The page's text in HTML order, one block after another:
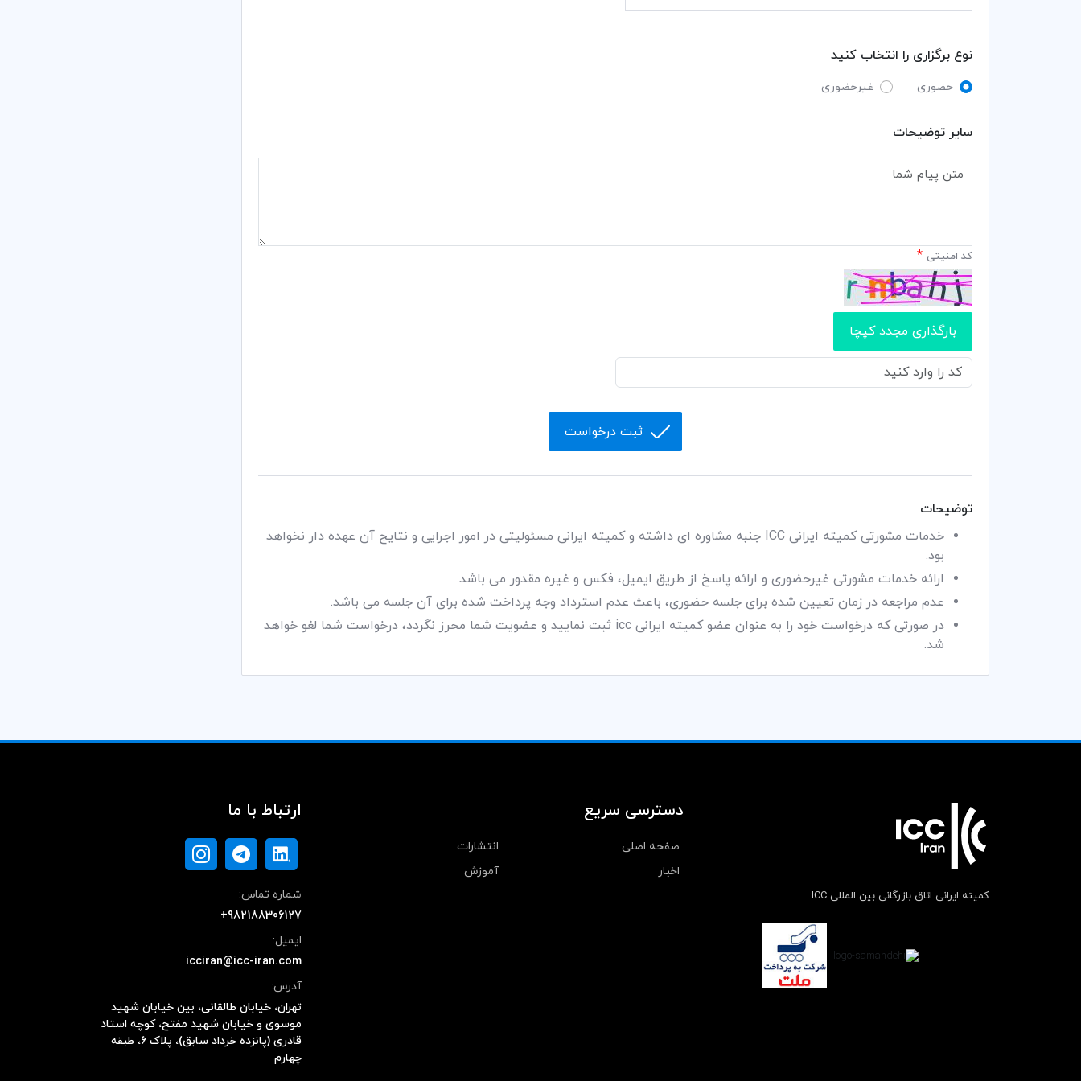
نوع برگزاری را انتخاب کنید
حضوری غیرحضوری
سایر توضیحات
کد امنیتی *
بارگذاری مجدد کپچا
ثبت درخواست
توضیحات
خدمات مشورتی کمیته ایرانی ICC جنبه مشاوره ای داشته و کمیته ایرانی مسئولیتی در امور اجرایی و نتایج آن عهده دار نخواهد
بود.
ارائه خدمات مشورتی غیرحضوری و ارائه پاسخ از طریق ایمیل، فکس و غیره مقدور می باشد.
عدم مراجعه در زمان تعیین شده برای جلسه حضوری، باعث عدم استرداد وجه پرداخت شده برای آن جلسه می باشد.
در صورتی که درخواست خود را به عنوان عضو کمیته ایرانی icc ثبت نمایید و عضویت شما محرز نگردد، درخواست شما لغو خواهد
شد.
کمیته ایرانی اتاق بازرگانی بین المللی ICC
دسترسی سریع
صفحه اصلی
انتشارات
اخبار
آموزش
ارتباط با ما
شماره تماس:
+982188306127
ایمیل:
icciran@icc-iran.com
آدرس:
تهران، خیابان طالقانی، بین خیابان شهید
موسوی و خیابان شهید مفتح، کوچه استاد
قادری (پانزده خرداد سابق)، پلاک ۶، طبقه
چهارم